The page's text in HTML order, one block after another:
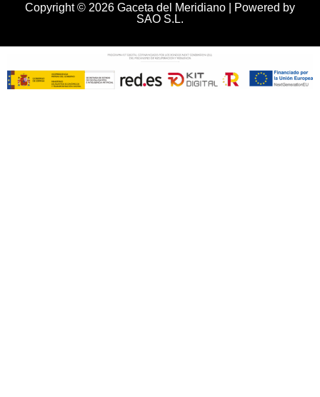
Copyright © 2026 Gaceta del Meridiano | Powered by
SAO S.L.